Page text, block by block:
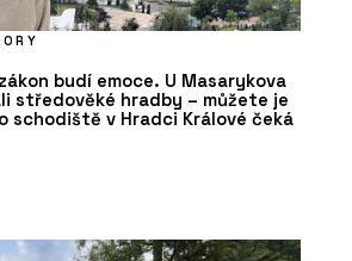
budí emoce. U Masarykova
středověké hradby – můžete je
schodiště v Hradci Králové čeká